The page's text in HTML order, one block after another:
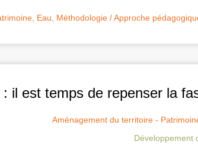
, Eau Méthodologie / Approche
il est temps de repenser la
Aménagement du territoire -
Développement